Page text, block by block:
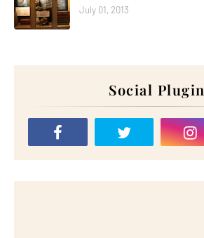
July 01, 2013
Social Plugin